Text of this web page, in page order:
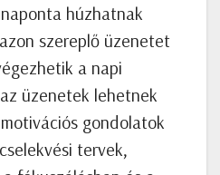
húzhatnak
szereplő üzenetet
a napi
üzenetek lehetnek
gondolatok
tervek,